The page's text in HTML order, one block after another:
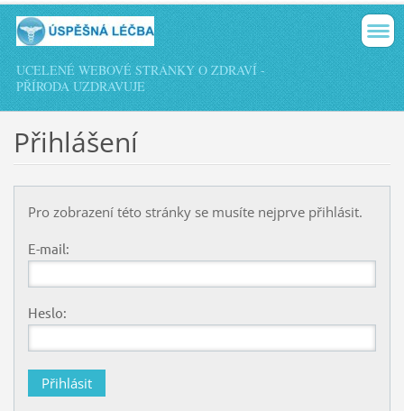
UCELENÉ WEBOVÉ STRÁNKY O ZDRAVÍ -
PŘÍRODA UZDRAVUJE
Přihlášení
Pro zobrazení této stránky se musíte nejprve přihlásit.
E-mail:
Heslo: